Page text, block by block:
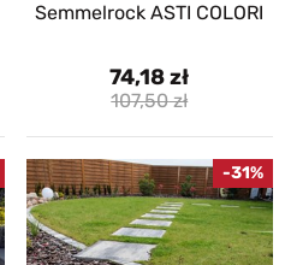
Semmelrock ASTI COLORI
74,18
107,50
-31%